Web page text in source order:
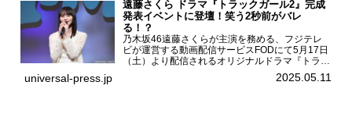
遠藤さくら ドラマ『トラックガール2』完成
発表イベントに登壇！笑う2秒前がバレ
る！？
乃木坂46遠藤さくらが主演を務める、フジテレ
ビが運営する動画配信サービスFODにて5月17日
（土）より配信されるオリジナルドラマ『トラッ
クガール2』の完成発表イベントが５月10日
（土）都内で開催された。FODドラマ『トラック
universal-press.jp 2025.05.11